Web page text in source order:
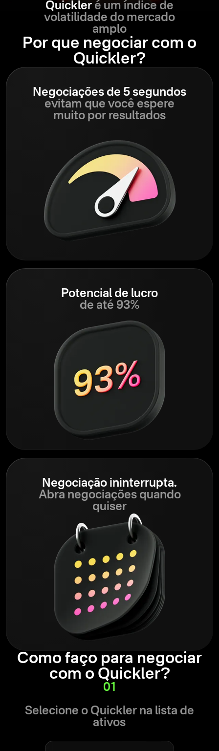
Quickler é um índice de
volatilidade do mercado
amplo
Por que negociar com o
Quickler?
Negociações de 5 segundos
evitam que você espere
muito por resultados
Potencial de lucro
de até 93%
Negociação ininterrupta.
Abra negociações quando
quiser
Como faço para negociar
com o Quickler?
01
Selecione o Quickler na lista de
ativos